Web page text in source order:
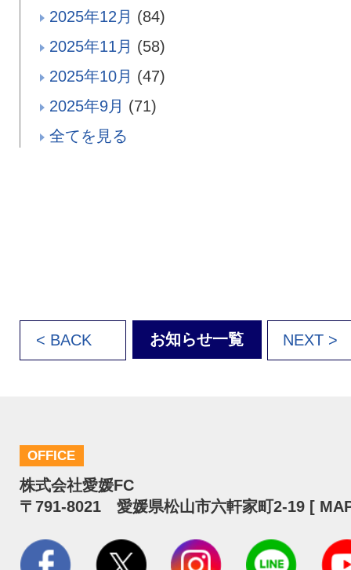
2025年12月 (84)
2025年11月 (58)
2025年10月 (47)
2025年9月 (71)
全てを見る
< BACK お知らせ一覧 NEXT >
OFFICE
株式会社愛媛FC
〒791-8021 愛媛県松山市六軒家町2-19 [